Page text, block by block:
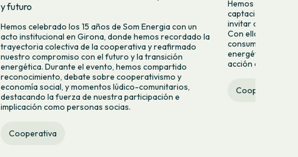
y futuro
Hemos celebrado los 15 años de Som Energia con un
acto institucional en Girona, donde hemos recordado la
trayectoria colectiva de la cooperativa y reafirmado
nuestro compromiso con el futuro y la transición
energética. Durante el evento, hemos compartido
reconocimiento, debate sobre cooperativismo y
economía social, y momentos lúdico-comunitarios,
destacando la fuerza de nuestra participación e
implicación como personas socias.
Cooperativa
Hemos lanzado
captación para
invitar a más
Con ella
consumir energía
energético desde
acción colectiva.
Cooperativa